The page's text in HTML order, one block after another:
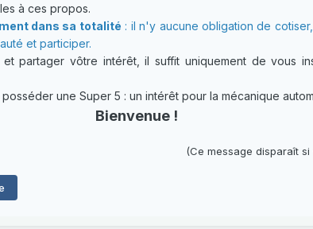
à ces propos.
dans sa totalité : il n'y aucune obligation de
et participer.
partager vôtre intérêt, il suffit uniquement de vous
une Super 5 : un intérêt pour la mécanique
Bienvenue !
(Ce message disparaît